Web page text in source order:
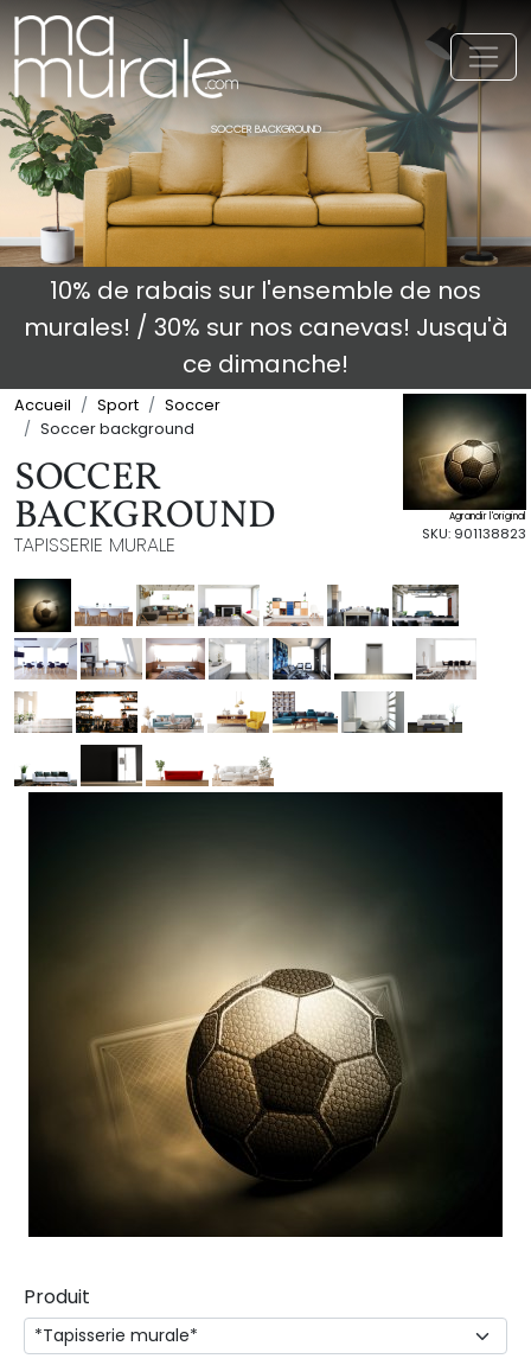
SOCCER BACKGROUND
10% de rabais sur l'ensemble de nos
murales! / 30% sur nos canevas! Jusqu'à
ce dimanche!
Accueil Sport
Soccer
Soccer background
SOCCER
BACKGROUND
TAPISSERIE MURALE
Agrandir l'original
SKU: 901138823
Produit